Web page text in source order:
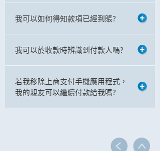
我可以如何得知款項已經到賬?
我可以於收款時辨識到付款人嗎?
若我移除上商支付手機應用程式，
我的親友可以繼續付款給我嗎?